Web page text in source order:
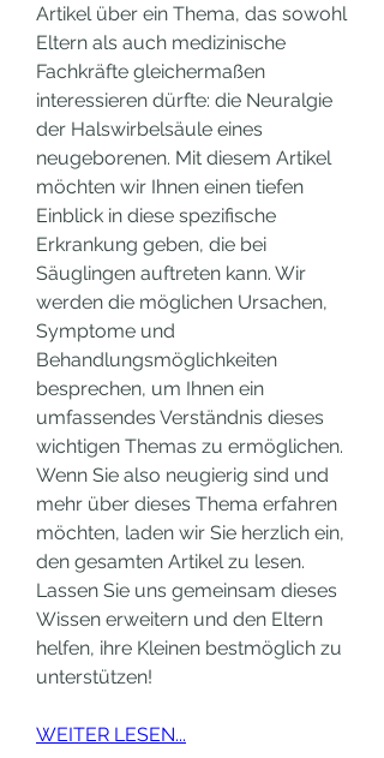
Artikel über ein Thema, das sowohl
Eltern als auch medizinische
Fachkräfte gleichermaßen
interessieren dürfte: die Neuralgie
der Halswirbelsäule eines
neugeborenen. Mit diesem Artikel
möchten wir Ihnen einen tiefen
Einblick in diese spezifische
Erkrankung geben, die bei
Säuglingen auftreten kann. Wir
werden die möglichen Ursachen,
Symptome und
Behandlungsmöglichkeiten
besprechen, um Ihnen ein
umfassendes Verständnis dieses
wichtigen Themas zu ermöglichen.
Wenn Sie also neugierig sind und
mehr über dieses Thema erfahren
möchten, laden wir Sie herzlich ein,
den gesamten Artikel zu lesen.
Lassen Sie uns gemeinsam dieses
Wissen erweitern und den Eltern
helfen, ihre Kleinen bestmöglich zu
unterstützen!
WEITER LESEN...